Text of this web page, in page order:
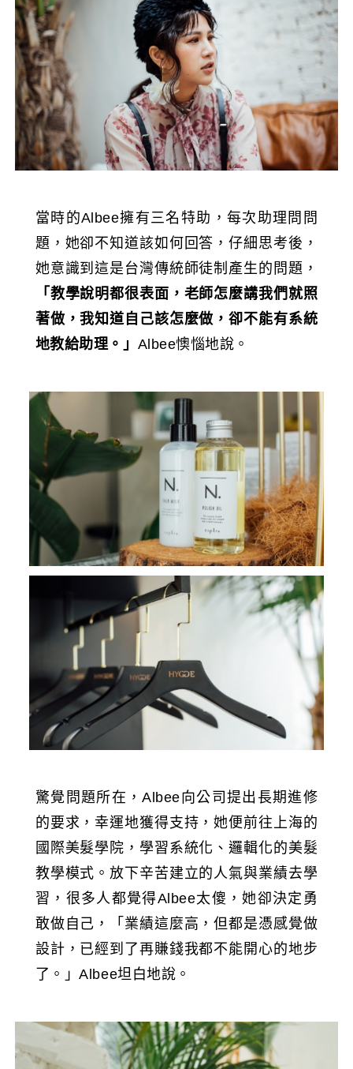
當時的Albee擁有三名特助，每次助理問問
題，她卻不知道該如何回答，仔細思考後，
她意識到這是台灣傳統師徒制產生的問題，
「教學說明都很表面，老師怎麼講我們就照
著做，我知道自己該怎麼做，卻不能有系統
地教給助理。」 Albee懊惱地說。
驚覺問題所在，Albee向公司提出長期進修
的要求，幸運地獲得支持，她便前往上海的
國際美髮學院，學習系統化、邏輯化的美髮
教學模式。放下辛苦建立的人氣與業績去學
習，很多人都覺得Albee太傻，她卻決定勇
敢做自己，「業績這麼高，但都是憑感覺做
設計，已經到了再賺錢我都不能開心的地步
了。」Albee坦白地說。